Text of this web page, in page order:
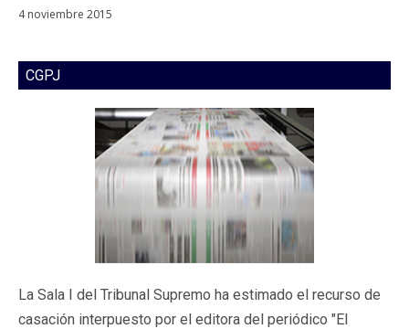
4 noviembre 2015
CGPJ
La Sala I del Tribunal Supremo ha estimado el recurso de
casación interpuesto por el editora del periódico "El